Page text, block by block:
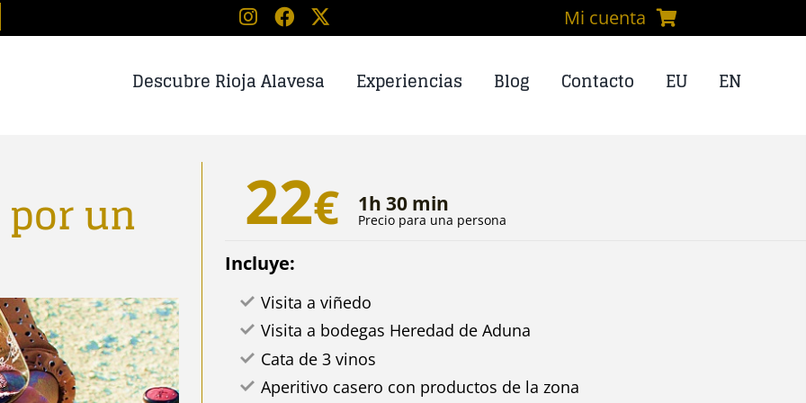
Mi cuenta
Descubre Rioja Alavesa Experiencias Blog Contacto EU EN
un 22€ 1h 30 min
Precio para una persona
Incluye:
Visita a viñedo
Visita a bodegas Heredad de Aduna
Cata de 3 vinos
Aperitivo casero con productos de la zona